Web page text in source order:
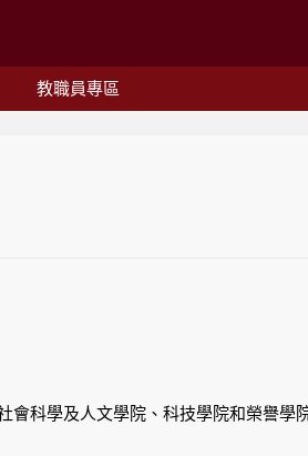
教職員專區
科學及人文學院、科技學院和榮譽學